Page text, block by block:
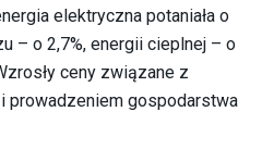
elektryczna potaniała o
– o 2,7%, energii cieplnej – o
ceny związane z
prowadzeniem gospodarstwa